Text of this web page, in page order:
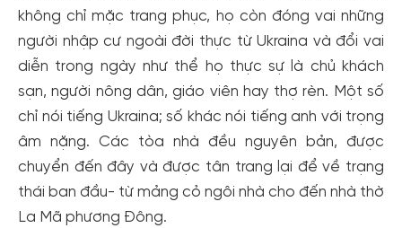
không chỉ mặc trang phục, họ còn đóng vai những
người nhập cư ngoài đời thực từ Ukraina và đổi vai
diễn trong ngày như thể họ thực sự là chủ khách
sạn, người nông dân, giáo viên hay thợ rèn. Một số
chỉ nói tiếng Ukraina; số khác nói tiếng anh với trọng
âm nặng. Các tòa nhà đều nguyên bản, được
chuyển đến đây và được tân trang lại để về trạng
thái ban đầu- từ mảng cỏ ngôi nhà cho đến nhà thờ
La Mã phương Đông.